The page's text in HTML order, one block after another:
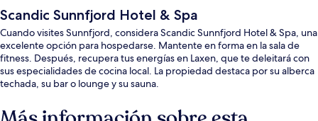
Scandic Sunnfjord Hotel & Spa
Cuando visites Sunnfjord, considera Scandic Sunnfjord Hotel & Spa, una
excelente opción para hospedarse. Mantente en forma en la sala de
fitness. Después, recupera tus energías en Laxen, que te deleitará con
sus especialidades de cocina local. La propiedad destaca por su alberca
techada, su bar o lounge y su sauna.